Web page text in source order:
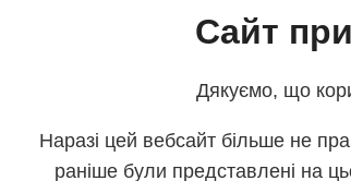
Сайт
Дякуємо, що
Наразі цей вебсайт більше не
раніше були представлені на